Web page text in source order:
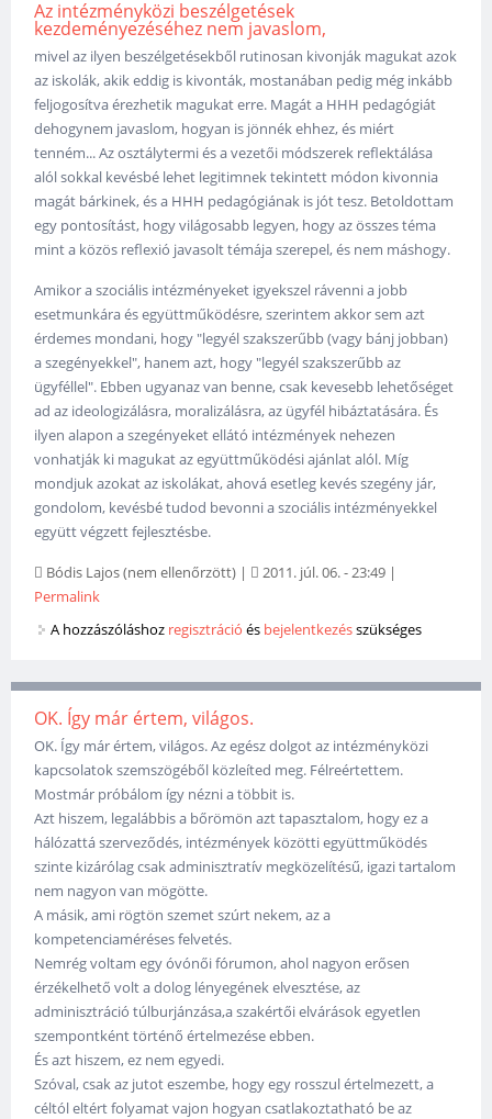
Az intézményközi beszélgetések
kezdeményezéséhez nem javaslom,
mivel az ilyen beszélgetésekből rutinosan kivonják magukat azok
az iskolák, akik eddig is kivonták, mostanában pedig még inkább
feljogosítva érezhetik magukat erre. Magát a HHH pedagógiát
dehogynem javaslom, hogyan is jönnék ehhez, és miért
tenném... Az osztálytermi és a vezetői módszerek reflektálása
alól sokkal kevésbé lehet legitimnek tekintett módon kivonnia
magát bárkinek, és a HHH pedagógiának is jót tesz. Betoldottam
egy pontosítást, hogy világosabb legyen, hogy az összes téma
mint a közös reflexió javasolt témája szerepel, és nem máshogy.
Amikor a szociális intézményeket igyekszel rávenni a jobb
esetmunkára és együttműködésre, szerintem akkor sem azt
érdemes mondani, hogy "legyél szakszerűbb (vagy bánj jobban)
a szegényekkel", hanem azt, hogy "legyél szakszerűbb az
ügyféllel". Ebben ugyanaz van benne, csak kevesebb lehetőséget
ad az ideologizálásra, moralizálásra, az ügyfél hibáztatására. És
ilyen alapon a szegényeket ellátó intézmények nehezen
vonhatják ki magukat az együttműködési ajánlat alól. Míg
mondjuk azokat az iskolákat, ahová esetleg kevés szegény jár,
gondolom, kevésbé tudod bevonni a szociális intézményekkel
együtt végzett fejlesztésbe.
Bódis Lajos (nem ellenőrzött) | 2011. júl. 06. - 23:49 |
Permalink
A hozzászóláshoz regisztráció és bejelentkezésszükséges
OK. Így már értem, világos.
OK. Így már értem, világos. Az egész dolgot az intézményközi
kapcsolatok szemszögéből közleíted meg. Félreértettem.
Mostmár próbálom így nézni a többit is.
Azt hiszem, legalábbis a bőrömön azt tapasztalom, hogy ez a
hálózattá szerveződés, intézmények közötti együttműködés
szinte kizárólag csak adminisztratív megközelítésű, igazi tartalom
nem nagyon van mögötte.
A másik, ami rögtön szemet szúrt nekem, az a
kompetenciaméréses felvetés.
Nemrég voltam egy óvónői fórumon, ahol nagyon erősen
érzékelhető volt a dolog lényegének elvesztése, az
adminisztráció túlburjánzása,a szakértői elvárások egyetlen
szempontként történő értelmezése ebben.
És azt hiszem, ez nem egyedi.
Szóval, csak az jutot eszembe, hogy egy rosszul értelmezett, a
céltól eltért folyamat vajon hogyan csatlakoztatható be az